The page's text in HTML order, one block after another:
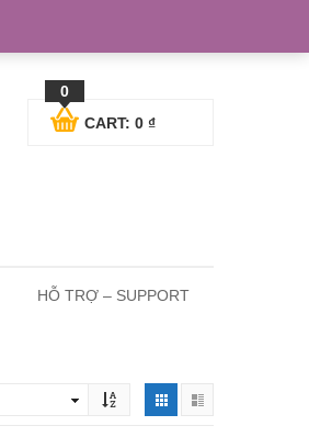
0
CART: 0 ₫
HỖ TRỢ – SUPPORT